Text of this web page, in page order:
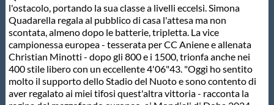
Archivio News
Flash News
l'ostacolo, portando la sua classe a livelli eccelsi. Simona
Quadarella regala al pubblico di casa l'attesa ma non
scontata, almeno dopo le batterie, tripletta. La vice
campionessa europea - tesserata per CC Aniene e allenata
Christian Minotti - dopo gli 800 e i 1500, trionfa anche nei
400 stile libero con un eccellente 4'06"43. "Oggi ho sentito
molto il supporto dello Stadio del Nuoto e sono contento di
aver regalato ai miei tifosi quest'altra vittoria - racconta la